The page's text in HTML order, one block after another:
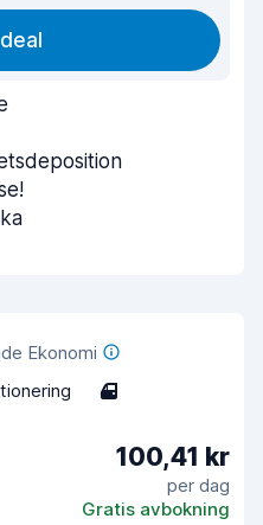
Ekonomi
4
100,41 kr
per dag
Gratis avbokning